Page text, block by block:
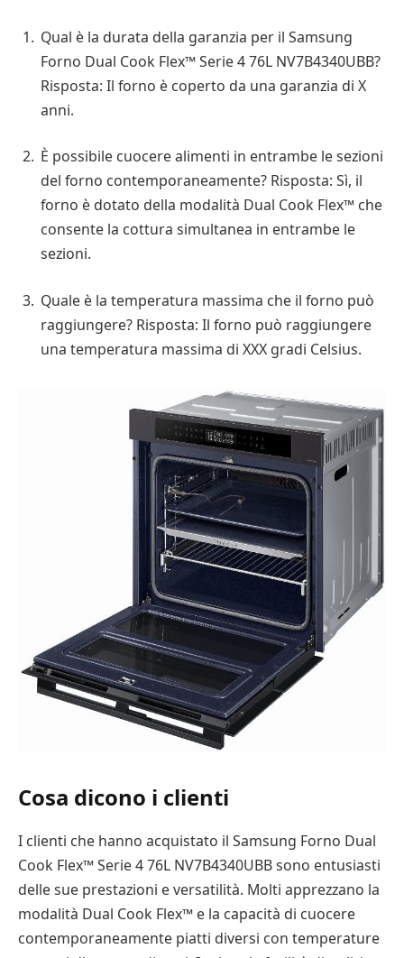
Qual è la durata della garanzia per il Samsung
Forno Dual Cook Flex™ Serie 4 76L NV7B4340UBB?
Risposta: Il forno è coperto da una garanzia di X
anni.
È possibile cuocere alimenti in entrambe le sezioni
del forno contemporaneamente? Risposta: Sì, il
forno è dotato della modalità Dual Cook Flex™ che
consente la cottura simultanea in entrambe le
sezioni.
Quale è la temperatura massima che il forno può
raggiungere? Risposta: Il forno può raggiungere
una temperatura massima di XXX gradi Celsius.
Cosa dicono i clienti
I clienti che hanno acquistato il Samsung Forno Dual
Cook Flex™ Serie 4 76L NV7B4340UBB sono entusiasti
delle sue prestazioni e versatilità. Molti apprezzano la
modalità Dual Cook Flex™ e la capacità di cuocere
contemporaneamente piatti diversi con temperature